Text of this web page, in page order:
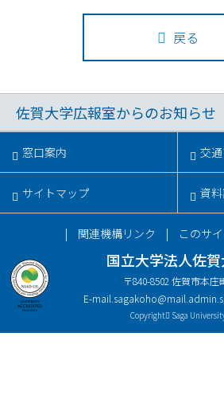
戻る
佐賀大学広報室からのお知らせ
窓口案内 交
サイトマップ 資
国立大学法人佐
〒840-8502 佐賀市本庄
E-mail.
関連機構リンク このサ
Copyright Saga